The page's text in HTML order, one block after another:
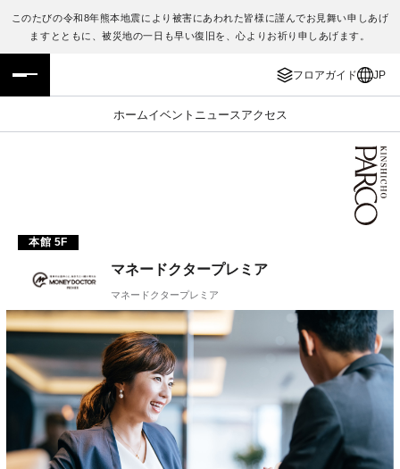
このたびの令和8年熊本地震により被害にあわれた皆様に謹んでお見舞い申しあげ
ますとともに、被災地の一日も早い復旧を、心よりお祈り申しあげます。
フロアガイド JP
ホームイベント ニュース アクセス
フロアガイド
施設案内・アクセス
TAX FREE
PARCOメンバーズ
JP
ENGLISH
繁体字
日本語
本館 5F
マネードクタープレミア
マネードクタープレミア